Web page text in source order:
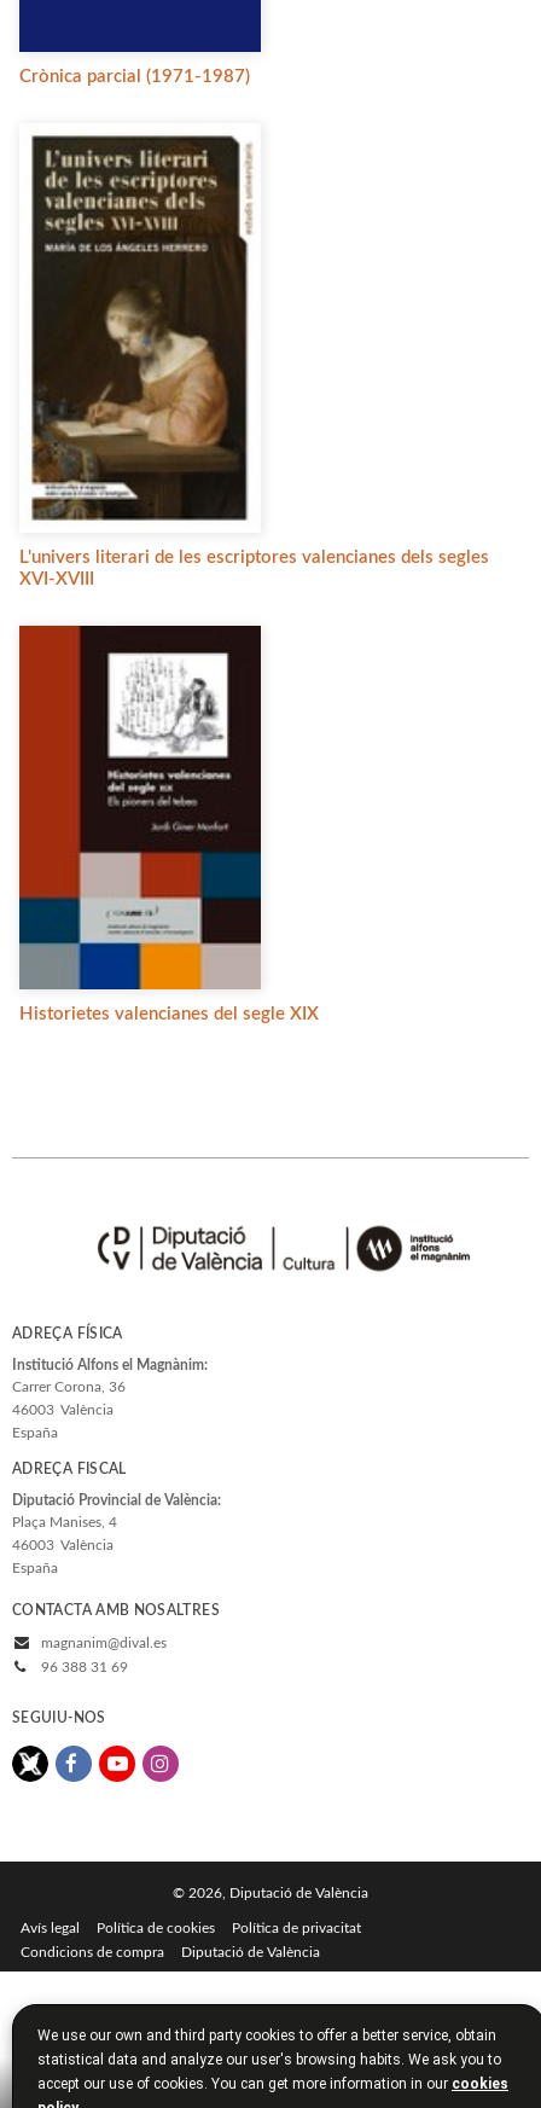
Crònica parcial (1971-1987)
L'univers literari de les escriptores valencianes dels segles
XVI-XVIII
Historietes valencianes del segle XIX
ADREÇA FÍSICA
Institució Alfons el Magnànim:
Carrer Corona, 36
46003 València
España
ADREÇA FISCAL
Diputació Provincial de València:
Plaça Manises, 4
46003 València
España
CONTACTA AMB NOSALTRES
magnanim@dival.es
96 388 31 69
SEGUIU-NOS
© 2026, Diputació de València
Avís legal Política de cookies
Política de privacitat
Condicions de compra
Diputació de València
We use our own and third party cookies to offer a better service, obtain
statistical data and analyze our user's browsing habits. We ask you to
accept our use of cookies. You can get more information in our cookies